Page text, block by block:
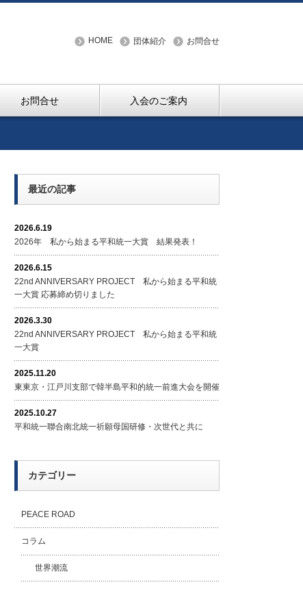
HOME 団体紹介 お問合せ
お問合せ 入会のご案内
最近の記事
2026.6.19
2026年 私から始まる平和統一大賞 結果発表！
2026.6.15
22nd ANNIVERSARY PROJECT 私から始まる平和統
一大賞 応募締め切りました
2026.3.30
22nd ANNIVERSARY PROJECT 私から始まる平和統
一大賞
2025.11.20
東東京・江戸川支部で韓半島平和的統一前進大会を開催
2025.10.27
平和統一聯合南北統一祈願母国研修・次世代と共に
カテゴリー
PEACE ROAD
コラム
世界潮流